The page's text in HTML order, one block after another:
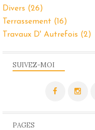
SUIVEZ-MOI
PAGES
Divers (26)
Terrassement (16)
Travaux D' Autrefois (2)